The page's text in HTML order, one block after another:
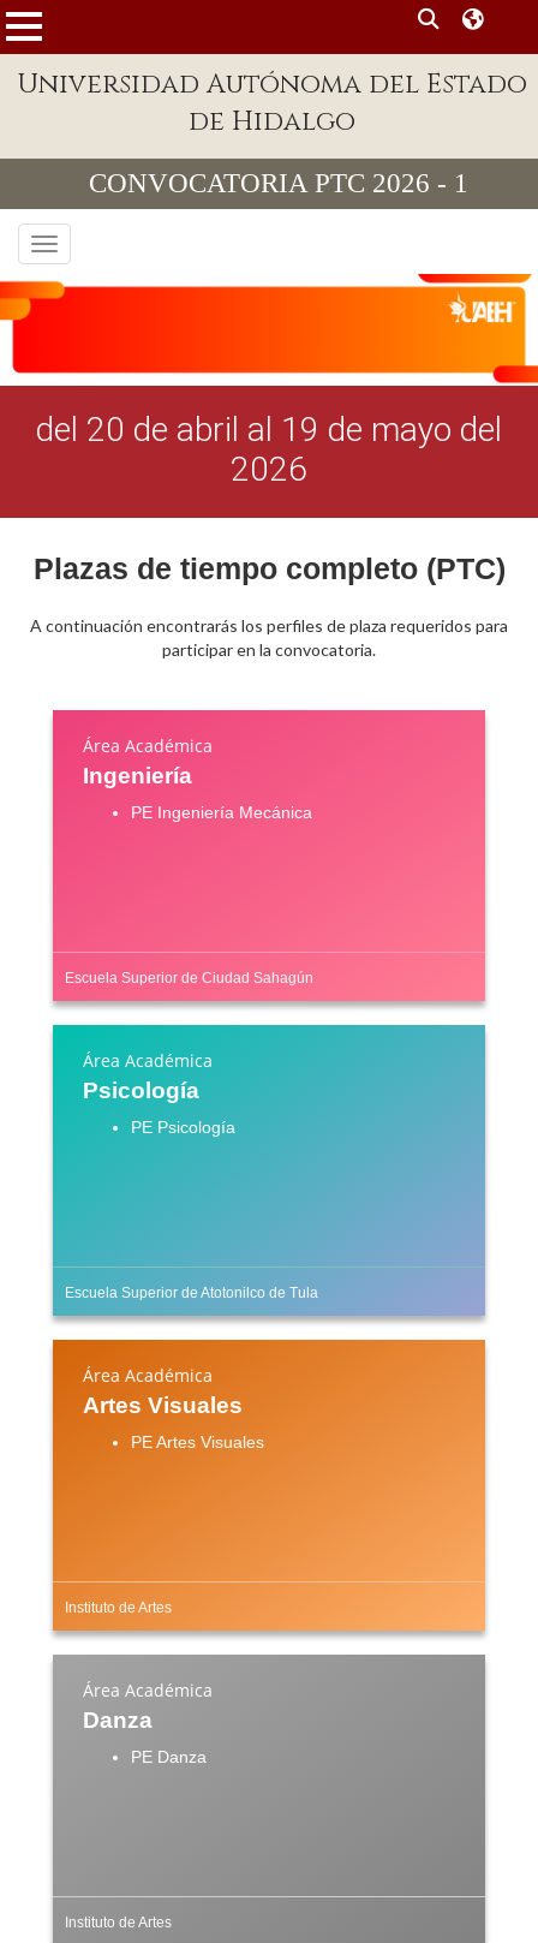
Enlaces
Defensor Universitario
Patronato
Plataforma Garza
Publicaciones en línea
Acreditación Internacional
Aspirantes
Personal
Alumni
Universidad Autónoma del Estado
de Hidalgo
CONVOCATORIA PTC 2026 - 1
Toggle navigation
del 20 de abril al 19 de mayo del
2026
Plazas de tiempo completo (PTC)
A continuación encontrarás los perfiles de plaza requeridos para
participar en la convocatoria.
Área Académica
Ingeniería
PE Ingeniería Mecánica
Escuela Superior de Ciudad Sahagún
Área Académica
Psicología
PE Psicología
Escuela Superior de Atotonilco de Tula
Área Académica
Artes Visuales
PE Artes Visuales
Instituto de Artes
Área Académica
Danza
PE Danza
Instituto de Artes